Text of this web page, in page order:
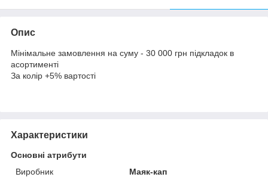
Опис
Мінімальне замовлення на суму - 30 000 грн підкладок в
асортименті
За колір +5% вартості
Характеристики
Основні атрибути
Виробник
Маяк-кап